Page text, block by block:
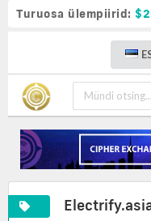
Turuosa ülempiirid: